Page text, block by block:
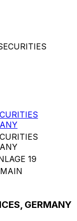
19
GERMANY